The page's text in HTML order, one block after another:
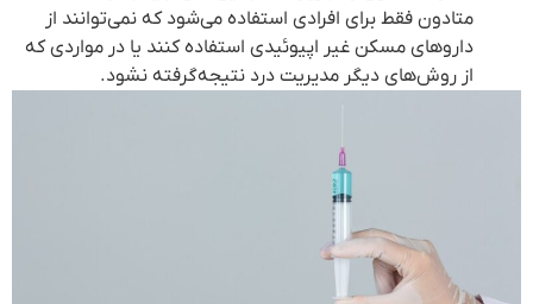
متادون فقط برای افرادی استفاده می‌شود که نمی‌توانند از
داروهای مسکن غیر اپیوئیدی استفاده کنند یا در مواردی که
از روش‌های دیگر مدیریت درد نتیجه‌گرفته نشود.